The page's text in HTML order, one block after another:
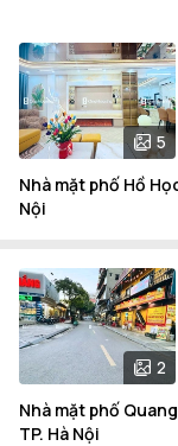
5
Nhà mặt phố Hồ
Nội
2
Nhà mặt phố
TP. Hà Nội